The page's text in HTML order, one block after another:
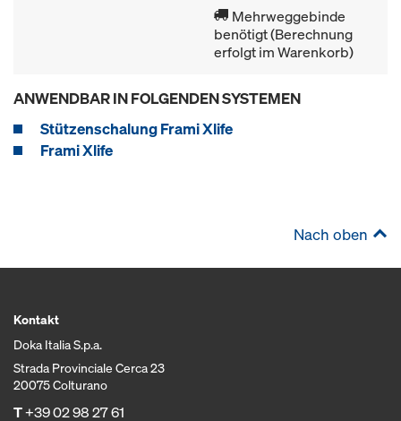
Mehrweggebinde
benötigt (Berechnung
erfolgt im Warenkorb)
ANWENDBAR IN FOLGENDEN SYSTEMEN
Stützenschalung Frami Xlife
Frami Xlife
Nach oben
Kontakt
Doka Italia S.p.a.
Strada Provinciale Cerca 23
20075 Colturano
T+39 02 98 27 61